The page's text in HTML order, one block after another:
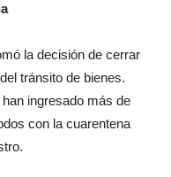
la decisión de cerrar
tránsito de bienes.
ingresado más de
con la cuarentena